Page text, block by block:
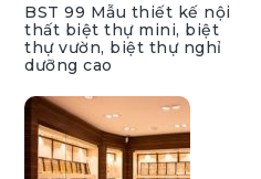
BST 99 Mẫu thiết kế nội
thất biệt thự mini, biệt
thự vườn, biệt thự nghỉ
dưỡng cao